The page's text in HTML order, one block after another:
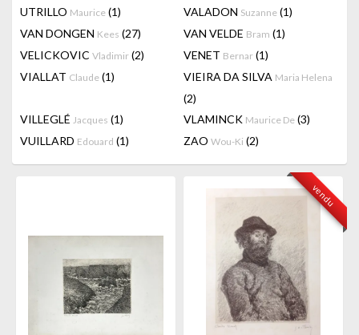
UTRILLO Maurice (1) VALADON Suzanne (1)
VAN DONGEN Kees (27) VAN VELDE Bram (1)
VELICKOVIC Vladimir (2) VENET Bernar (1)
VIALLAT Claude (1) VIEIRA DA SILVA Maria Helena
(2)
VILLEGLÉ Jacques (1) VLAMINCK Maurice De (3)
VUILLARD Edouard (1) ZAO Wou-Ki (2)
vendu